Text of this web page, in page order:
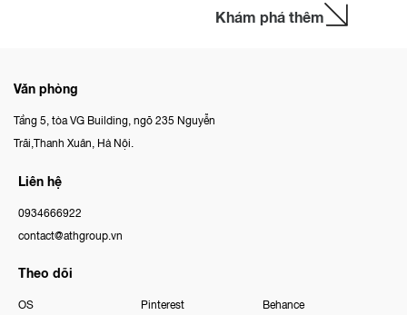
Khám phá thêm
Văn phòng
Tầng 5, tòa VG Building, ngõ 235 Nguyễn
Trãi,Thanh Xuân, Hà Nội.
Liên hệ
0934666922
contact@athgroup.vn
Theo dõi
OS Pinterest Behance